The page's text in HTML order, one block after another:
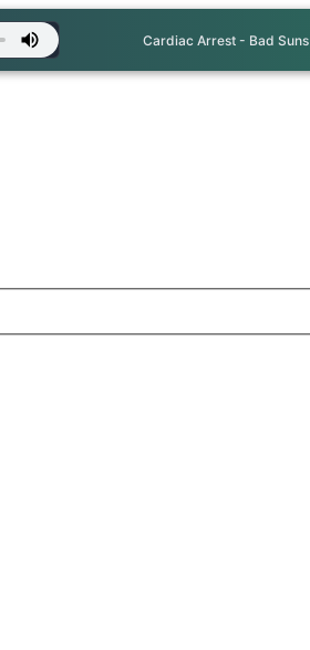
Cardiac Arrest - Bad Suns